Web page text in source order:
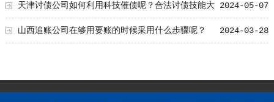
2024-05-07
天津讨债公司如何利用科技催债呢？合法讨债技能大
总结！ 2024-03-28
山西追账公司在够用要账的时候采用什么步骤呢？